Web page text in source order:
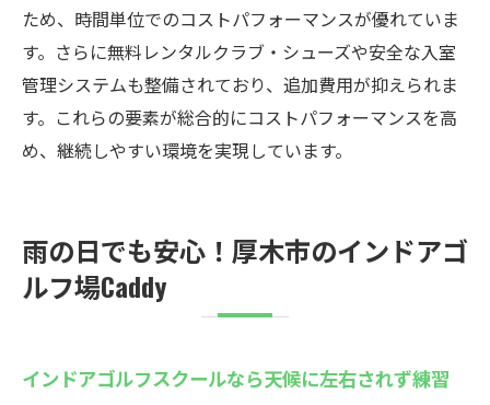
ため、時間単位でのコストパフォーマンスが優れていま
す。さらに無料レンタルクラブ・シューズや安全な入室
管理システムも整備されており、追加費用が抑えられま
す。これらの要素が総合的にコストパフォーマンスを高
め、継続しやすい環境を実現しています。
雨の日でも安心！厚木市のインドアゴ
ルフ場Caddy
インドアゴルフスクールなら天候に左右されず練習